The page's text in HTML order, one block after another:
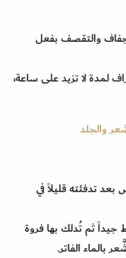
والتقصف بفعل
لمدة لا تزيد على ساعة،
والجلد
تدفئته قليلاً في
جيداً ثم تُدلك بها فروة
بالماء الفاتر.